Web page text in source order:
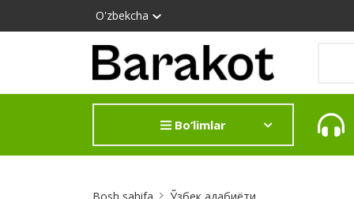
O'zbekcha
Bo‘limlar